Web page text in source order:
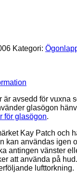
Kategori:
är avsedd för vuxna
glasögon
för glasögon.
Kay Patch och
kan användas igen
antingen vänster
att använda på
lufttorkning.